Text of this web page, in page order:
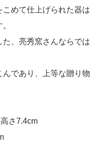
めて仕上げられた器は
た、亮秀窯さんならでは
であり、上等な贈り物
さ7.4cm